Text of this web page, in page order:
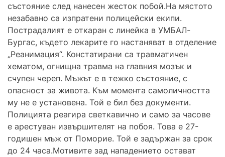
състояние след нанесен жесток побой.На мястото
незабавно са изпратени полицейски екипи.
Пострадалият е откаран с линейка в УМБАЛ-
Бургас, където лекарите го настаняват в отделение
„Реанимация“. Констатирани са травматичен
хематом, огнищна травма на главния мозък и
счупен череп. Мъжът е в тежко състояние, с
опасност за живота. Към момента самоличността
му не е установена. Той е бил без документи.
Полицията реагира светкавично и само за часове
е арестуван извършителят на побоя. Това е 27-
годишен мъж от Поморие. Той е задържан за срок
до 24 часа.Мотивите зад нападението остават